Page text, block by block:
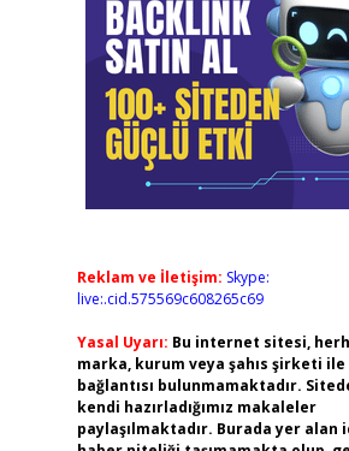
Reklam ve İletişim: Skype:
live:.cid.575569c608265c69
Yasal Uyarı: Bu internet sitesi,
marka, kurum veya şahıs şirketi
bağlantısı bulunmamaktadır.
kendi hazırladığımız makaleler
paylaşılmaktadır. Burada yer alan